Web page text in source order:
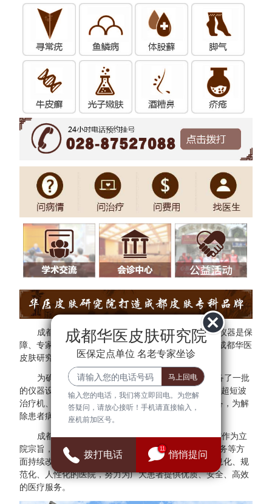
成都华医皮肤研究院秉承"医院环境是基础、设备仪器是保
障、专家团队是核心"的方针。为了更好的服务于民，成都华医
皮肤研究院与多家三甲医院专家建立专家会诊中心。
为确保医疗质量与安全，成都华医皮肤研究院配备了一批
的仪器设备，拥有308准分子光治疗仪、红宝石激光、超短波
治疗机、射频治疗仪、窄谱UVB治疗仪等检查诊断设备，为解
除患者病症提供可靠的保障。
成都华医皮肤研究院始终把"群众满意、患者放心"作为立
院宗旨，并借鉴医院JCI认证标准，在医疗、管理、服务等方
面持续改进，全面建设现代化、科学化、标准化、信息化、规
范化、人性化的医院，努力为广大患者提供优质、安全、高效
的医疗服务。
成都华医皮肤研究院
医保定点单位 名老专家坐诊
输入您的电话，我们将立即回电。为您解
答疑问，请放心接听！手机请直接输入，
座机前加区号。
拨打电话
11
悄悄提问